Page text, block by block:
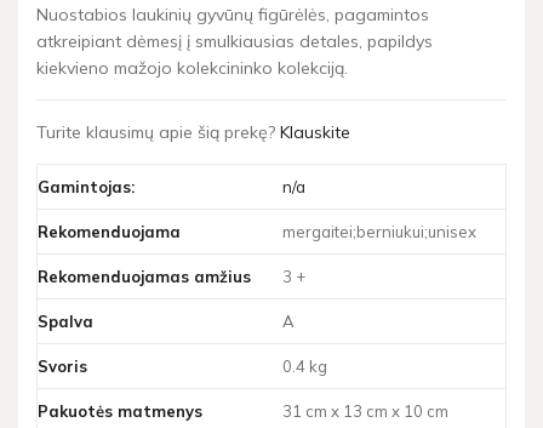
Nuostabios laukinių gyvūnų figūrėlės, pagamintos
atkreipiant dėmesį į smulkiausias detales, papildys
kiekvieno mažojo kolekcininko kolekciją.
Turite klausimų apie šią prekę? Klauskite
Gamintojas: n/a
Rekomenduojama mergaitei;berniukui;unisex
Rekomenduojamas amžius 3 +
Spalva A
Svoris 0.4 kg
Pakuotės matmenys 31 cm x 13 cm x 10 cm